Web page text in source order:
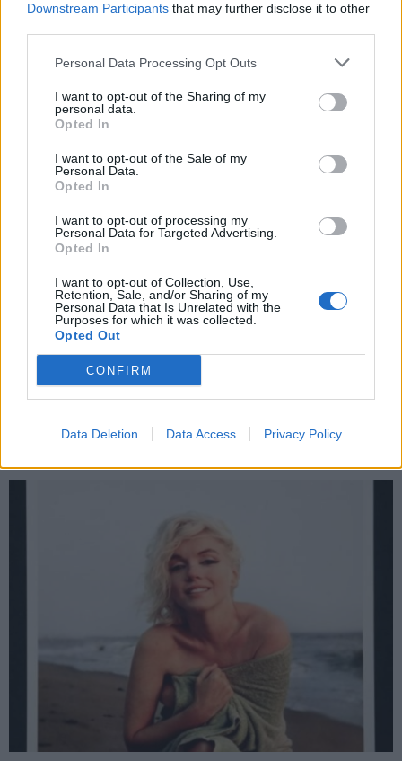
Downstream Participants that may further disclose it to other
Personal Data Processing Opt Outs
I want to opt-out of the Sharing of my
personal data.
Opted In
I want to opt-out of the Sale of my
Personal Data.
Opted In
I want to opt-out of processing my
Personal Data for Targeted Advertising.
Opted In
I want to opt-out of Collection, Use,
Retention, Sale, and/or Sharing of my
Personal Data that Is Unrelated with the
Purposes for which it was collected.
Opted Out
CONFIRM
Data Deletion Data Access Privacy Policy
VARESE
Università, territorio, cultura: una
cascata di milioni su Varese